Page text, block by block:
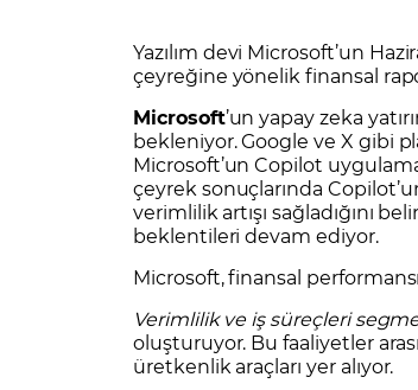
Borsa Nedir Model
Sorularla Borsa
Yurt Dışı Bilanço Takvimi
Yasal Bildirimler
Yazılım devi Microsoft’un
çeyreğine yönelik finansal
Microsoft’un yapay zeka
bekleniyor. Google ve X gibi
Microsoft’un Copilot
çeyrek sonuçlarında
verimlilik artışı sağladığını
beklentileri devam ediyor.
Microsoft, finansal
Verimlilik ve iş süreçleri
oluşturuyor. Bu faaliyetler
üretkenlik araçları yer alıyor.